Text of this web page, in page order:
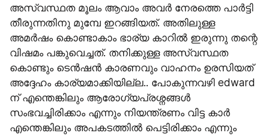
അസ്വസ്ഥത മൂലം ആവാം അവർ നേരത്തെ പാർട്ടി
തീരുന്നതിനു മുമ്പേ ഇറങ്ങിയത്. അതിലുള്ള
അമർഷം കൊണ്ടാകാം ഭാര്യ കാറിൽ ഇരുന്നു തന്റെ
വിഷമം പങ്കുവെച്ചത്. തനിക്കുള്ള അസ്വസ്ഥത
കൊണ്ടും ടെൻഷൻ കാരണവും വാഹനം ഉരസിയത്
അദ്ദേഹം കാര്യമാക്കിയില്ല.. പോകുന്നവഴി edward
ന് എന്തെങ്കിലും ആരോഗ്യപ്രശ്നങ്ങൾ
സംഭവച്ചിരിക്കാം എന്നും നിയന്ത്രണം വിട്ട കാർ
എന്തെങ്കിലും അപകടത്തിൽ പെട്ടിരിക്കാം എന്നും